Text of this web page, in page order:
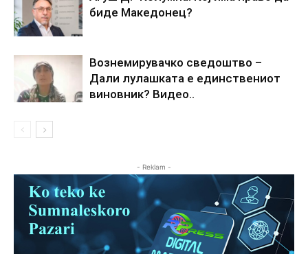
биде Македонец?
Вознемирувачко сведоштво –
Дали лулашката е единствениот
виновник? Видео..
- Reklam -